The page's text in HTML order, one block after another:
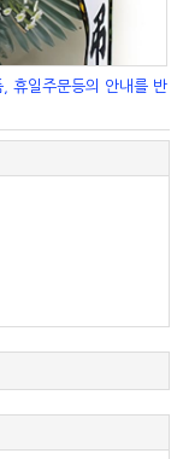
휴일주문등의 안내를 반